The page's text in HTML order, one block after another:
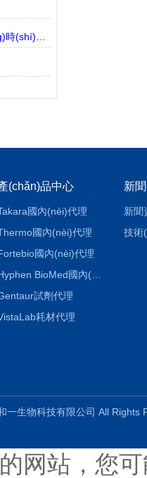
(chǎn)品中心
國內(nèi)代理
國內(nèi)代理
國內(nèi)代理
Hyphen BioMed國內(nèi)代理
試劑代理
耗材代理
新
新聞
技術
一生物科技有限公司 All
网站，您